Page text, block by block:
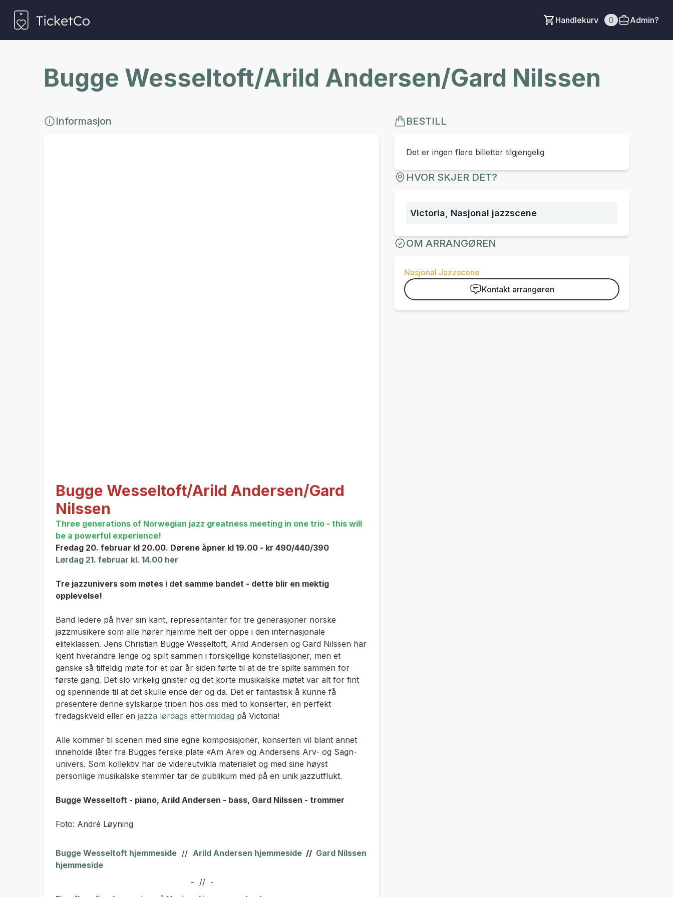
Handlekurv 0 Admin?
Bugge Wesseltoft/Arild Andersen/Gard Nilssen
Informasjon
Bugge Wesseltoft/Arild Andersen/Gard
Nilssen
Three generations of Norwegian jazz greatness meeting in one trio - this will
be a powerful experience!
Fredag 20. februar kl 20.00. Dørene åpner kl 19.00 - kr 490/440/390
Lørdag 21. februar kl. 14.00 her
Tre jazzunivers som møtes i det samme bandet - dette blir en mektig
opplevelse!
Band ledere på hver sin kant, representanter for tre generasjoner norske
jazzmusikere som alle hører hjemme helt der oppe i den internasjonale
eliteklassen. Jens Christian Bugge Wesseltoft, Arild Andersen og Gard Nilssen har
kjent hverandre lenge og spilt sammen i forskjellige konstellasjoner, men et
ganske så tilfeldig møte for et par år siden førte til at de tre spilte sammen for
første gang. Det slo virkelig gnister og det korte musikalske møtet var alt for fint
og spennende til at det skulle ende der og da. Det er fantastisk å kunne få
presentere denne sylskarpe trioen hos oss med to konserter, en perfekt
fredagskveld eller en jazza lørdags ettermiddag på Victoria!
Alle kommer til scenen med sine egne komposisjoner, konserten vil blant annet
inneholde låter fra Bugges ferske plate «Am Are» og Andersens Arv- og Sagn-
univers. Som kollektiv har de videreutvikla materialet og med sine høyst
personlige musikalske stemmer tar de publikum med på en unik jazzutflukt.
Bugge Wesseltoft - piano, Arild Andersen - bass, Gard Nilssen - trommer
Foto: André Løyning
Bugge Wesseltoft hjemmeside // Arild Andersen hjemmeside // Gard Nilssen
hjemmeside
- // -
BESTILL
Det er ingen flere billetter tilgjengelig
HVOR SKJER DET?
Victoria, Nasjonal jazzscene
OM ARRANGØREN
Nasjonal Jazzscene
Kontakt arrangøren